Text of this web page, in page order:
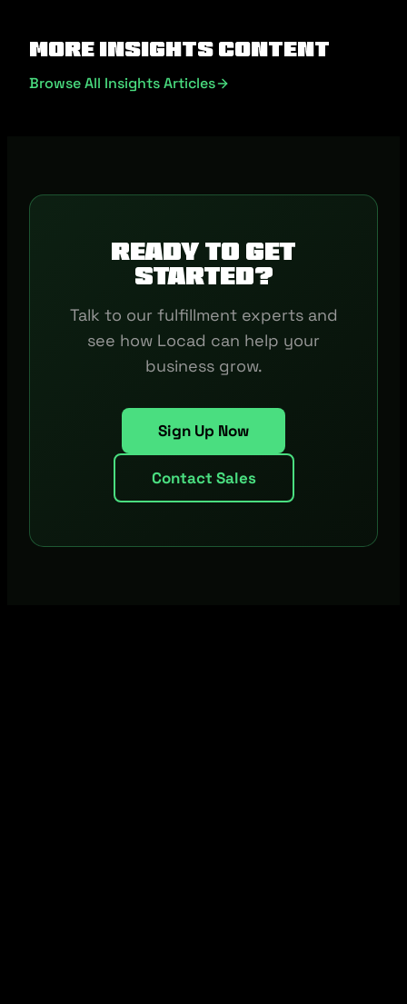
More Insights Content
Browse All Insights Articles
Ready to get
started?
Talk to our fulfillment experts and
see how Locad can help your
business grow.
Sign Up Now
Contact Sales